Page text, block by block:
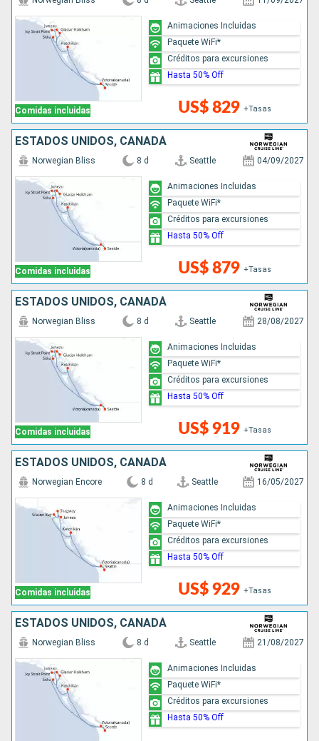
Comidas incluidas US$ 829 +Tasas
Animaciones Incluidas
Paquete WiFi*
Créditos para excursiones
Hasta 50% Off
ESTADOS UNIDOS, CANADÁ
Comidas incluidas
Norwegian Bliss 8 d Seattle 04/09/2027
US$ 879 +Tasas
Animaciones Incluidas
Paquete WiFi*
Créditos para excursiones
Hasta 50% Off
ESTADOS UNIDOS, CANADÁ
Comidas incluidas
Norwegian Bliss 8 d Seattle 28/08/2027
US$ 919 +Tasas
Animaciones Incluidas
Paquete WiFi*
Créditos para excursiones
Hasta 50% Off
ESTADOS UNIDOS, CANADÁ
Comidas incluidas
Norwegian Encore 8 d Seattle 16/05/2027
US$ 929 +Tasas
Animaciones Incluidas
Paquete WiFi*
Créditos para excursiones
Hasta 50% Off
ESTADOS UNIDOS, CANADÁ
Norwegian Bliss 8 d Seattle 21/08/2027
Animaciones Incluidas
Paquete WiFi*
Créditos para excursiones
Hasta 50% Off